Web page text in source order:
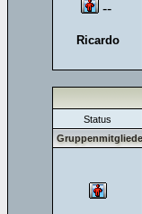
--
Ricardo
Status